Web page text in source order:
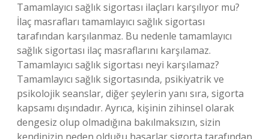
Tamamlayıcı sağlık sigortası ilaçları karşılıyor mu?
İlaç masrafları tamamlayıcı sağlık sigortası
tarafından karşılanmaz. Bu nedenle tamamlayıcı
sağlık sigortası ilaç masraflarını karşılamaz.
Tamamlayıcı sağlık sigortası neyi karşılamaz?
Tamamlayıcı sağlık sigortasında, psikiyatrik ve
psikolojik seanslar, diğer şeylerin yanı sıra, sigorta
kapsamı dışındadır. Ayrıca, kişinin zihinsel olarak
dengesiz olup olmadığına bakılmaksızın, sizin